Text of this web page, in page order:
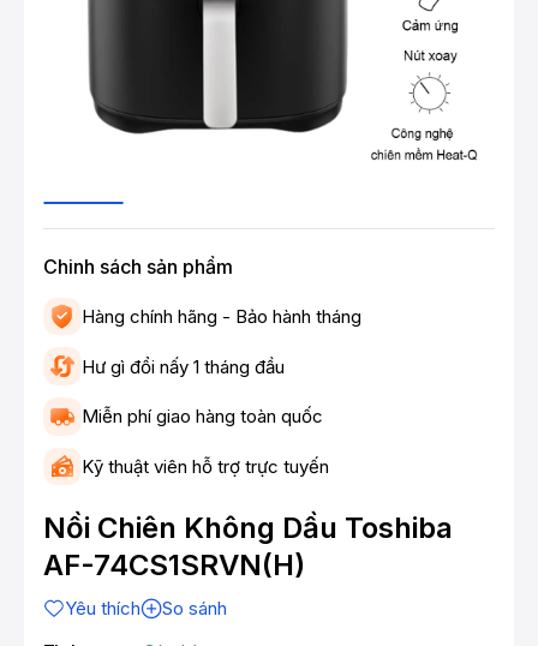
Chinh sách sản phẩm
Hàng chính hãng - Bảo hành tháng
Hư gì đổi nấy 1 tháng đầu
Miễn phí giao hàng toàn quốc
Kỹ thuật viên hỗ trợ trực tuyến
Nồi Chiên Không Dầu Toshiba
AF-74CS1SRVN(H)
Yêu thích
So sánh